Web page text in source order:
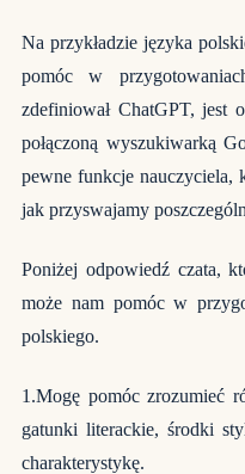
Na przykładzie języka
pomóc w
zdefiniował ChatGPT, jest
połączoną wyszukiwarką
pewne funkcje nauczyciela,
jak przyswajamy
Poniżej odpowiedź czata,
może nam pomóc w
polskiego.
1.Mogę pomóc zrozumieć
gatunki literackie, środki
charakterystykę.